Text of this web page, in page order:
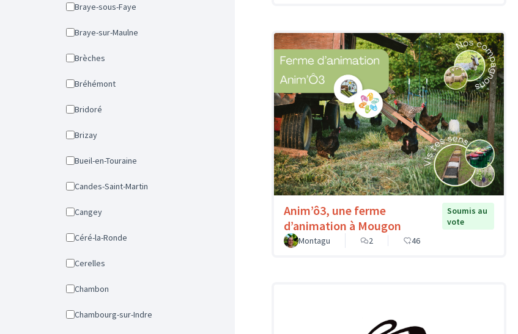
Braye-sous-Faye
Braye-sur-Maulne
Brèches
Bréhémont
Bridoré
Brizay
Bueil-en-Touraine
Candes-Saint-Martin
Cangey
Céré-la-Ronde
Cerelles
Chambon
Chambourg-sur-Indre
Anim’ô3, une ferme
d’animation à Mougon
Soumis au
vote
Montagu
2 46